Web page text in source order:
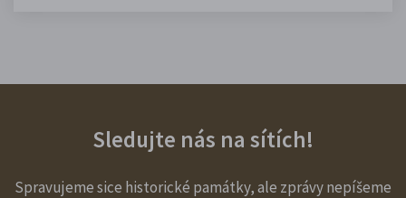
Sledujte nás na sítích!
Spravujeme sice historické památky, ale zprávy nepíšeme